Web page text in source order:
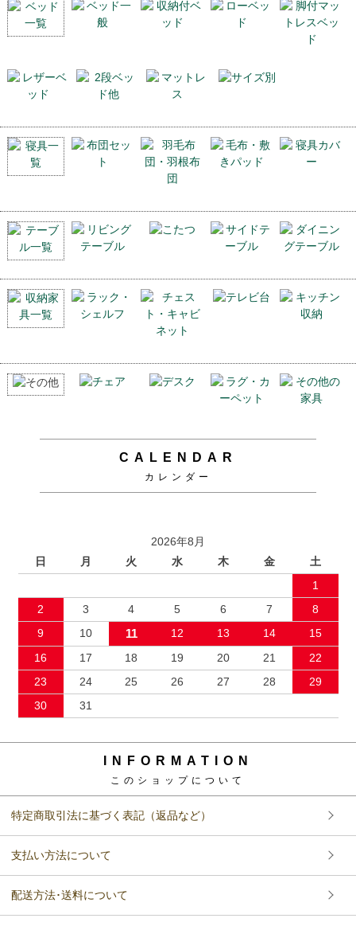
CALENDAR
カレンダー
2026年8月
日
月 火 水 木 金
土
1
2
3 4 5 6 7
8
9
10 11 12 13 14
15
16
17 18 19 20 21
22
23
24 25 26 27 28
29
30
31
INFORMATION
このショップについて
特定商取引法に基づく表記（返品など）
支払い方法について
配送方法･送料について